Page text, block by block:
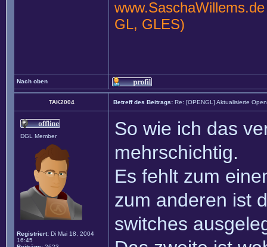
www.SaschaWillems.de
GL, GLES)
Nach oben
TAK2004 Betreff des Beitrags: Re: [OPENGL] Aktualisierte
DGL Member
Registriert: Di Mai 18, 2004
16:45
So wie ich das
mehrschichtig.
Es fehlt zum
zum anderen ist
switches